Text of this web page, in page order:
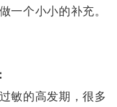
一个小小的补充。
的高发期，很多